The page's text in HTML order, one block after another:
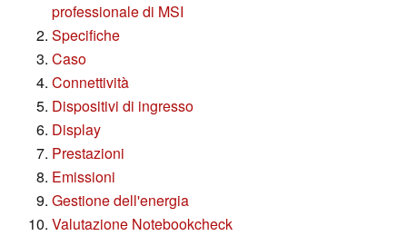
professionale di MSI
Specifiche
Caso
Connettività
Dispositivi di ingresso
Display
Prestazioni
Emissioni
Gestione dell'energia
Valutazione Notebookcheck